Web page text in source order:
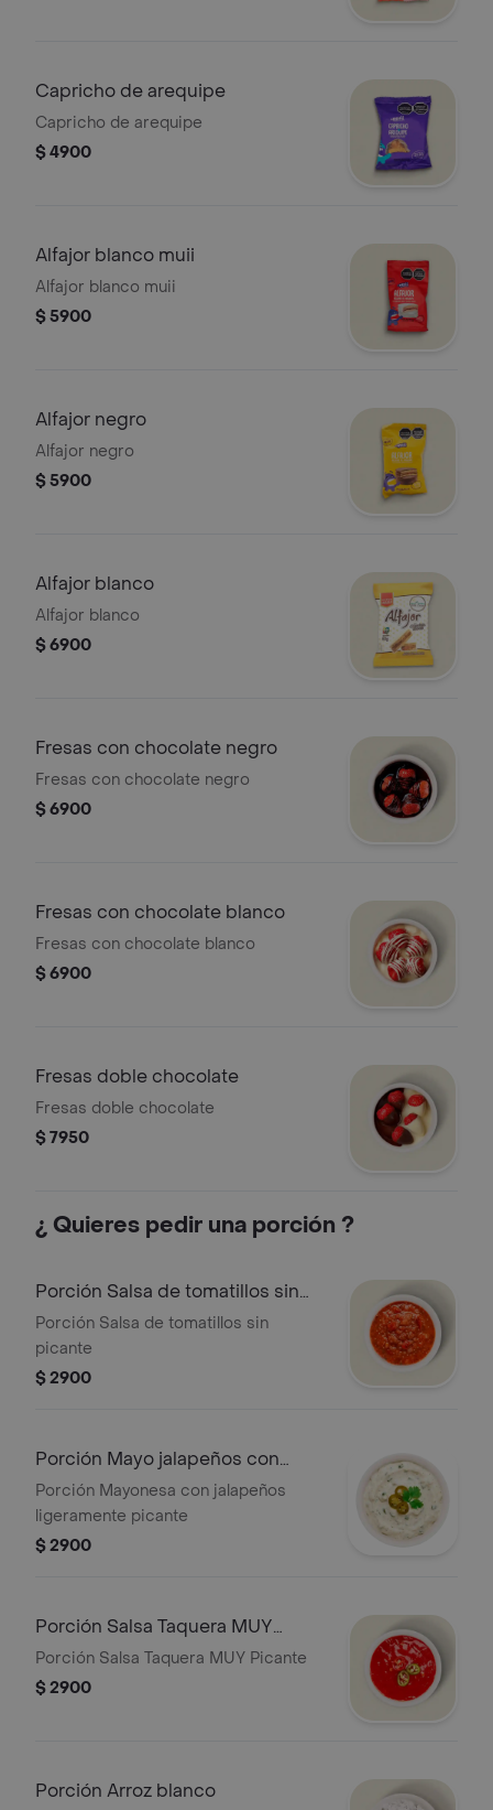
Capricho de arequipe
Capricho de arequipe
$ 4900
Alfajor blanco muii
Alfajor blanco muii
$ 5900
Alfajor negro
Alfajor negro
$ 5900
Alfajor blanco
Alfajor blanco
$ 6900
Fresas con chocolate negro
Fresas con chocolate negro
$ 6900
Fresas con chocolate blanco
Fresas con chocolate blanco
$ 6900
Fresas doble chocolate
Fresas doble chocolate
$ 7950
¿ Quieres pedir una porción ?
Porción Salsa de tomatillos sin
picante
Porción Salsa de tomatillos sin
picante
$ 2900
Porción Mayo jalapeños con
poco picante
Porción Mayonesa con jalapeños
ligeramente picante
$ 2900
Porción Salsa Taquera MUY
Picante
Porción Salsa Taquera MUY Picante
$ 2900
Porción Arroz blanco